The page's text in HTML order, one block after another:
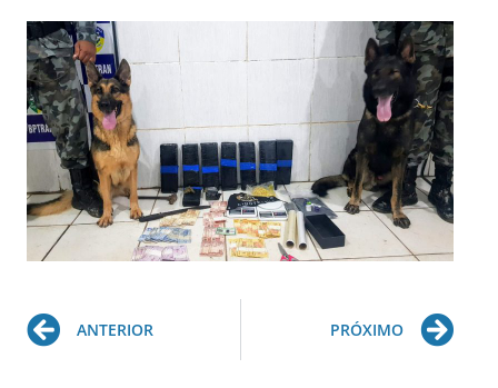
Prev
ANTERIOR PRÓXIMO